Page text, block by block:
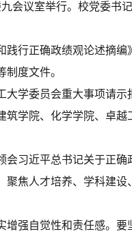
会议室举行。校党委书记
行正确政绩观论述摘
度文件。
学委员会重大事项请
学院、化学学院、卓越
习近平总书记关于正确
聚焦人才培养、学科建
强自觉性和责任感。